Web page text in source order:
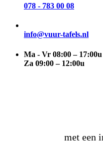
078 - 783 00 08
info@vuur-tafels.nl
Ma - Vr 08:00 – 17:00u
Za 09:00 – 12:00u
met een